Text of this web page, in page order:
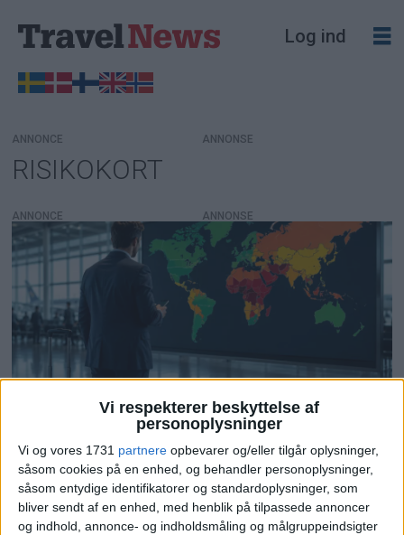
Vi respekterer beskyttelse af
personoplysninger
Vi og vores 1731 partnere opbevarer og/eller tilgår oplysninger,
såsom cookies på en enhed, og behandler personoplysninger,
såsom entydige identifikatorer og standardoplysninger, som
bliver sendt af en enhed, med henblik på tilpassede annoncer
og indhold, annonce- og indholdsmåling og målgruppeindsigter
Log ind
Tag:
risikokort
ANNONCE
RISIKOKORT
ANNONCE
Nyt kort advarer LGBTQ-
rejsende i 91 lande
Risklines LGBTQ-risikokort for 2026 peger på
voksende restriktioner globalt, mens Vesteuropa